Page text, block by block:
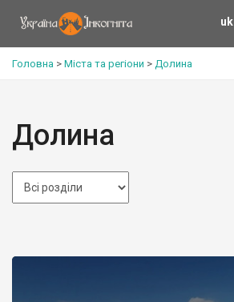
uk
Головна > Міста та регіони > Долина
Долина